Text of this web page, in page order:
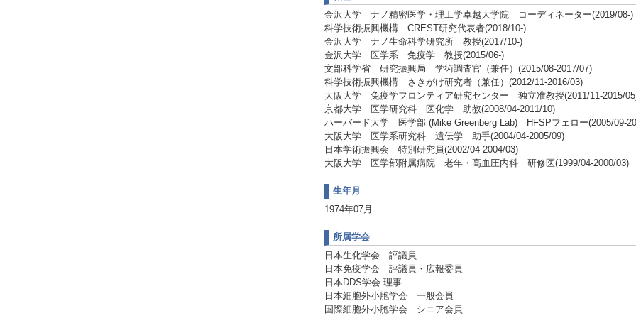
金沢大学 ナノ精密医学・理工学卓越大学院 コーディネーター(2019/08-)
科学技術振興機構 CREST研究代表者(2018/10-)
金沢大学 ナノ生命科学研究所 教授(2017/10-)
金沢大学 医学系 免疫学 教授(2015/06-)
文部科学省 研究振興局 学術調査官（兼任）(2015/08-2017/07)
科学技術振興機構 さきがけ研究者（兼任）(2012/11-2016/03)
大阪大学 免疫学フロンティア研究センター 独立准教授(2011/11-2015/
京都大学 医学研究科 医化学 助教(2008/04-2011/10)
ハーバード大学 医学部 (Mike Greenberg Lab) HFSPフェロー(2005/09-
大阪大学 医学系研究科 遺伝学 助手(2004/04-2005/09)
日本学術振興会 特別研究員(2002/04-2004/03)
大阪大学 医学部附属病院 老年・高血圧内科 研修医(1999/04-2000/03)
生年月
1974年07月
所属学会
日本生化学会 評議員
日本免疫学会 評議員・広報委員
日本DDS学会 理事
日本細胞外小胞学会 一般会員
国際細胞外小胞学会 シニア会員